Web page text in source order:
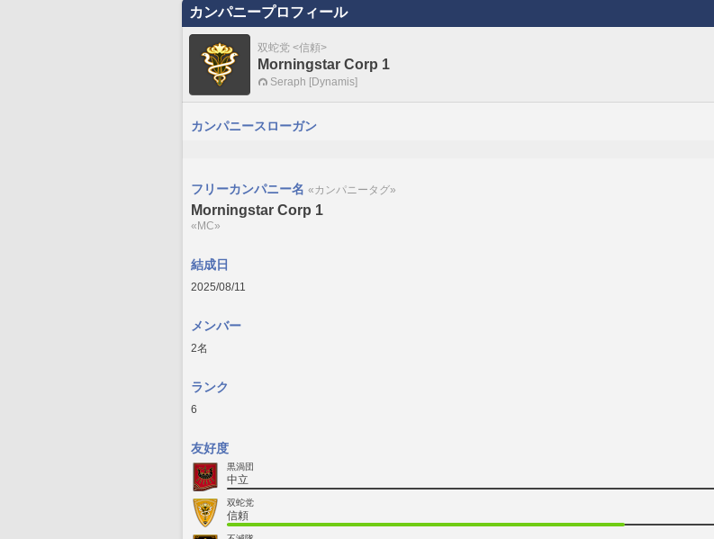
カンパニープロフィール
双蛇党 <信頼>
Morningstar Corp 1
Seraph [Dynamis]
カンパニースローガン
フリーカンパニー名 «カンパニータグ»
Morningstar Corp 1
«MC»
結成日
2025/08/11
メンバー
2名
ランク
6
友好度
黒渦団
中立
双蛇党
信頼